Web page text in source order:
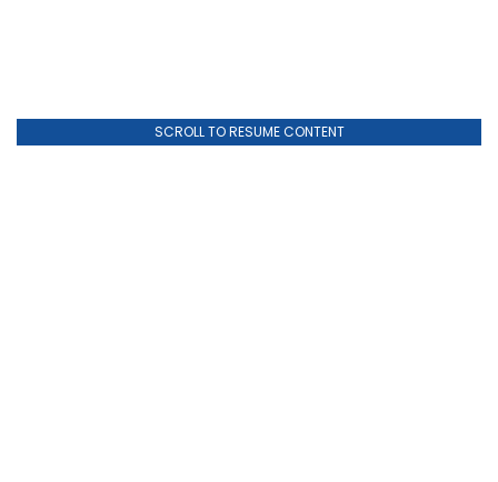
SCROLL TO RESUME CONTENT